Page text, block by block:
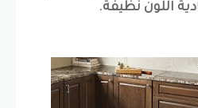
اللون نظيفة.